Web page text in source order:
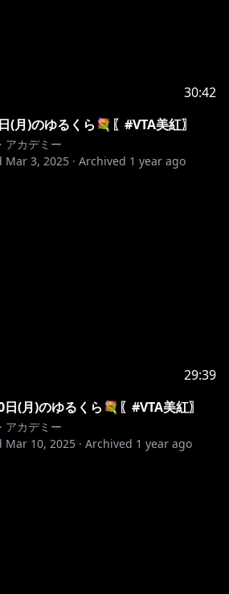
30:42
月)のゆるくら💐〖#VTA美紅〗
アカデミー
Mar 3, 2025 · Archived 1 year ago
29:39
(月)のゆるくら💐〖#VTA美紅〗
アカデミー
Mar 10, 2025 · Archived 1 year ago